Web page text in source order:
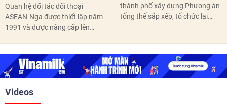
Quan hệ đối tác đối thoại
ASEAN-Nga được thiết lập năm
1991 và được nâng cấp lên
nghị Cấp cao vào các năm 2005,
2010, 2016, 2018, 2021.
thành phố xây dựng Phương án
tổng thể sắp xếp, tổ chức lại
Videos